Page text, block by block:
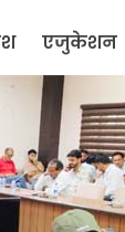
एजुकेशन